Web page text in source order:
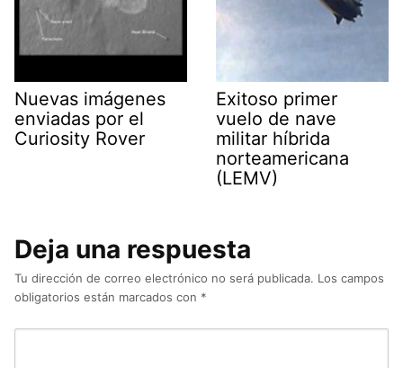
Nuevas imágenes
enviadas por el
Curiosity Rover
Exitoso primer
vuelo de nave
militar híbrida
norteamericana
(LEMV)
Deja una respuesta
Tu dirección de correo electrónico no será publicada. Los campos
obligatorios están marcados con *